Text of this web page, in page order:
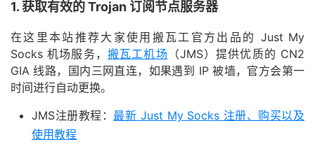
1. 获取有效的 Trojan 订阅节点服务器
在这里本站推荐大家使用搬瓦工官方出品的 Just My
Socks 机场服务， 搬瓦工机场 （JMS）提供优质的 CN2
GIA 线路，国内三网直连，如果遇到 IP 被墙，官方会第一
时间进行自动更换。
JMS注册教程：最新 Just My Socks 注册、购买以及
使用教程